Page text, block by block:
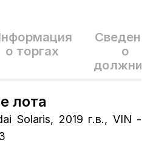
о торгах
Сведения
о
лота
Solaris, 2019 г.в., VIN -